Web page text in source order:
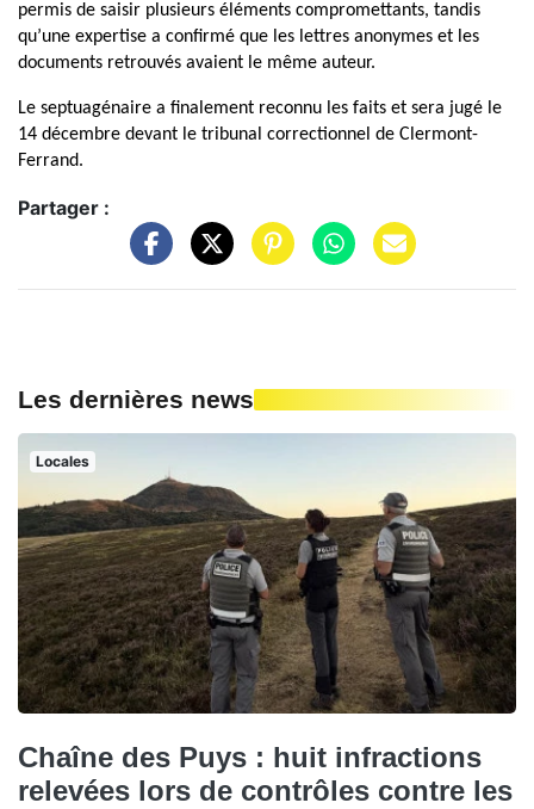
permis de saisir plusieurs éléments compromettants, tandis
qu’une expertise a confirmé que les lettres anonymes et les
documents retrouvés avaient le même auteur.
Le septuagénaire a finalement reconnu les faits et sera jugé le
14 décembre devant le tribunal correctionnel de Clermont-
Ferrand.
Partager :
Les dernières news
Locales
Chaîne des Puys : huit infractions
relevées lors de contrôles contre les